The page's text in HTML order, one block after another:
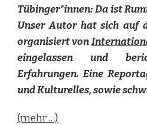
Tübinger*innen: Da ist
Unser Autor hat sich auf
organisiert von
eingelassen und
Erfahrungen. Eine
und Kulturelles, sowie
(mehr …)